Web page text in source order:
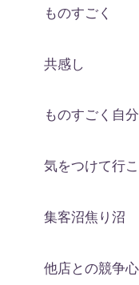
ものすごく
共感し
ものすごく自
気をつけて行
集客沼焦り沼
他店との競争